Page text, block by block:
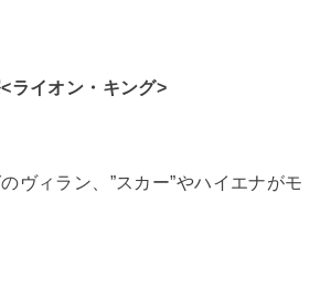
ライオン・キング>
ヴィラン、”スカー”やハイエナがモ